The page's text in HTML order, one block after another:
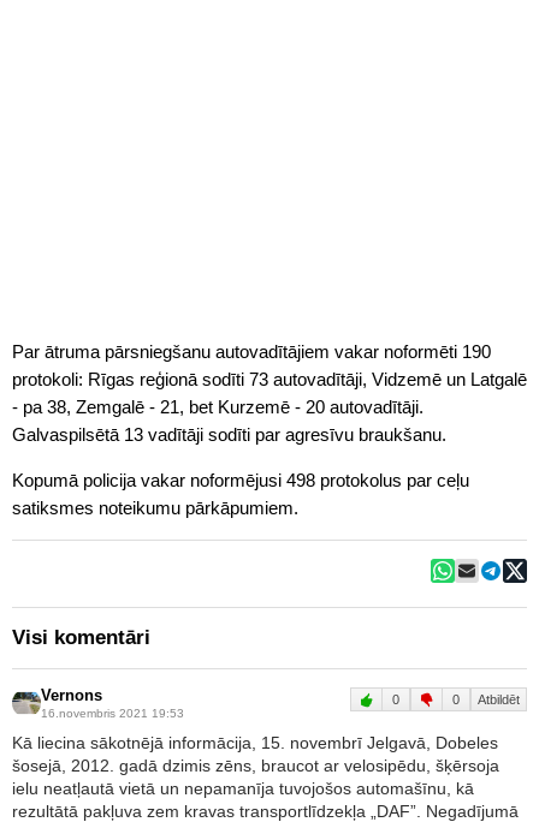
Par ātruma pārsniegšanu autovadītājiem vakar noformēti 190
protokoli: Rīgas reģionā sodīti 73 autovadītāji, Vidzemē un Latgalē
- pa 38, Zemgalē - 21, bet Kurzemē - 20 autovadītāji.
Galvaspilsētā 13 vadītāji sodīti par agresīvu braukšanu.
Kopumā policija vakar noformējusi 498 protokolus par ceļu
satiksmes noteikumu pārkāpumiem.
Visi komentāri
Vernons
16.novembris 2021 19:53
0 0 Atbildēt
Kā liecina sākotnējā informācija, 15. novembrī Jelgavā, Dobeles
šosejā, 2012. gadā dzimis zēns, braucot ar velosipēdu, šķērsoja
ielu neatļautā vietā un nepamanīja tuvojošos automašīnu, kā
rezultātā pakļuva zem kravas transportlīdzekļa „DAF”. Negadījumā